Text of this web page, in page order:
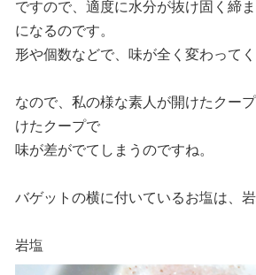
ですので、適度に水分が抜け固く締
になるのです。
形や個数などで、味が全く変わってく
なので、私の様な素人が開けたクー
けたクープで
味が差がでてしまうのですね。
バゲットの横に付いているお塩は、岩
岩塩